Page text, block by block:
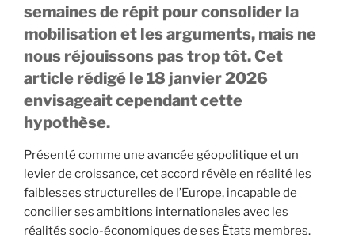
semaines de répit pour consolider la
mobilisation et les arguments, mais ne
nous réjouissons pas trop tôt. Cet
article rédigé le 18 janvier 2026
envisageait cependant cette
hypothèse.
Présenté comme une avancée géopolitique et un
levier de croissance, cet accord révèle en réalité les
faiblesses structurelles de l’Europe, incapable de
concilier ses ambitions internationales avec les
réalités socio-économiques de ses États membres.